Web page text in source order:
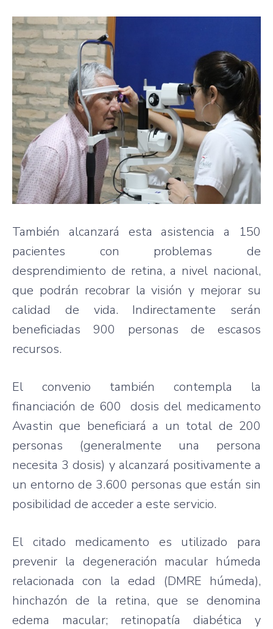
También alcanzará esta asistencia a 150
pacientes con problemas de
desprendimiento de retina, a nivel nacional,
que podrán recobrar la visión y mejorar su
calidad de vida. Indirectamente serán
beneficiadas 900 personas de escasos
recursos.
El convenio también contempla la
financiación de 600 dosis del medicamento
Avastin que beneficiará a un total de 200
personas (generalmente una persona
necesita 3 dosis) y alcanzará positivamente a
un entorno de 3.600 personas que están sin
posibilidad de acceder a este servicio.
El citado medicamento es utilizado para
prevenir la degeneración macular húmeda
relacionada con la edad (DMRE húmeda),
hinchazón de la retina, que se denomina
edema macular; retinopatía diabética y